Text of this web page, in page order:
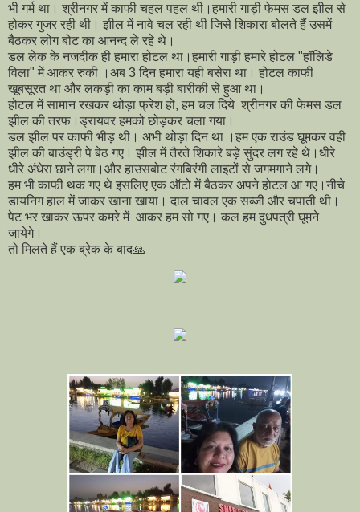
भी गर्म था। श्रीनगर में काफी चहल पहल थी।हमारी गाड़ी फेमस डल झील से
होकर गुजर रही थी। झील में नावे चल रही थी जिसे शिकारा बोलते हैं उसमें
बैठकर लोग बोट का आनन्द ले रहे थे।
डल लेक के नजदीक ही हमारा होटल था।हमारी गाड़ी हमारे होटल "हॉलिडे
विला" में आकर रुकी ।अब 3 दिन हमारा यही बसेरा था। होटल काफी
खूबसूरत था और लकड़ी का काम बड़ी बारीकी से हुआ था।
होटल में सामान रखकर थोड़ा फ्रेश हो, हम चल दिये श्रीनगर की फेमस डल
झील की तरफ।ड्रायवर हमको छोड़कर चला गया।
डल झील पर काफी भीड़ थी। अभी थोड़ा दिन था ।हम एक राउंड घूमकर वही
झील की बाउंड्री पे बेठ गए। झील में तैरते शिकारे बड़े सुंदर लग रहे थे।धीरे
धीरे अंधेरा छाने लगा।और हाउसबोट रंगबिरंगी लाइटों से जगमगाने लगे।
हम भी काफी थक गए थे इसलिए एक ऑटो में बैठकर अपने होटल आ गए।नीचे
डायनिग हाल में जाकर खाना खाया। दाल चावल एक सब्जी और चपाती थी।
पेट भर खाकर ऊपर कमरे में आकर हम सो गए। कल हम दुधपत्री घूमने
जायेगे।
तो मिलते हैं एक ब्रेक के बाद🙏